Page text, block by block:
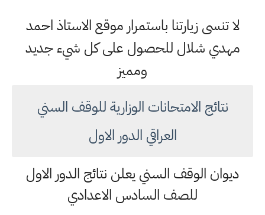
لا تنسى زيارتنا باستمرار موقع الاستاذ احمد
مهدي شلال للحصول على كل شيء جديد
ومميز
نتائج الامتحانات الوزارية للوقف السني
العراقي الدور الاول
ديوان الوقف السني يعلن نتائج الدور الاول
للصف السادس الاعدادي